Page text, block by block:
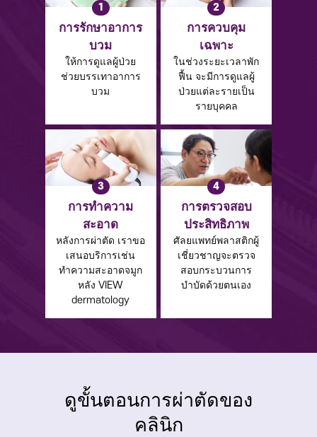
1
การรักษาอาการ
บวม
ให้การดูแลผู้ป่วย
ช่วยบรรเทาอาการ
บวม
2
การควบคุม
เฉพาะ
ในช่วงระยะเวลาพัก
ฟื้น จะมีการดูแลผู้
ป่วยแต่ละรายเป็น
รายบุคคล
3
การทำความ
สะอาด
หลังการผ่าตัด เราขอ
เสนอบริการเช่น
ทำความสะอาดจมูก
หลัง VIEW
dermatology
4
การตรวจสอบ
ประสิทธิภาพ
ศัลยแพทย์พลาสติกผู้
เชี่ยวชาญจะตรวจ
สอบกระบวนการ
บำบัดด้วยตนเอง
ดูขั้นตอนการผ่าตัดของ
คลินิก